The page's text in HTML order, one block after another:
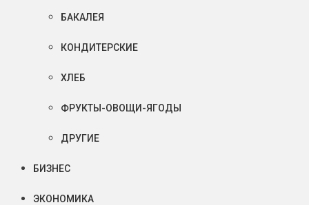
БАКАЛЕЯ
КОНДИТЕРСКИЕ
ХЛЕБ
ФРУКТЫ-ОВОЩИ-ЯГОДЫ
ДРУГИЕ
БИЗНЕС
ЭКОНОМИКА